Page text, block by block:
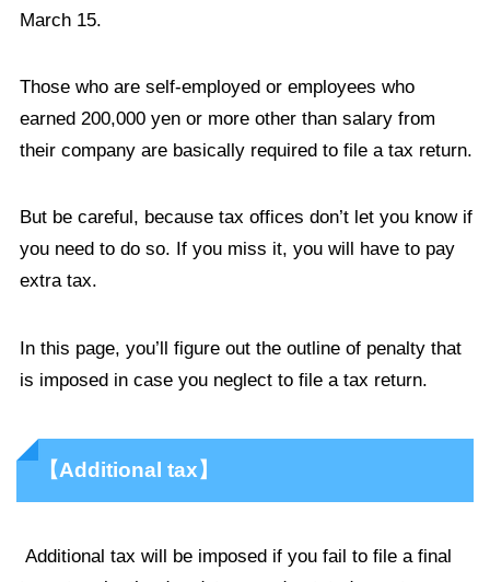
March 15.
Those who are self-employed or employees who
earned 200,000 yen or more other than salary from
their company are basically required to file a tax return.
But be careful, because tax offices don’t let you know if
you need to do so. If you miss it, you will have to pay
extra tax.
In this page, you’ll figure out the outline of penalty that
is imposed in case you neglect to file a tax return.
【Additional tax】
Additional tax will be imposed if you fail to file a final